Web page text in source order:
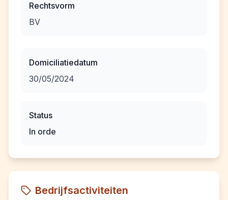
Rechtsvorm
BV
Domiciliatiedatum
30/05/2024
Status
In orde
Bedrijfsactiviteiten